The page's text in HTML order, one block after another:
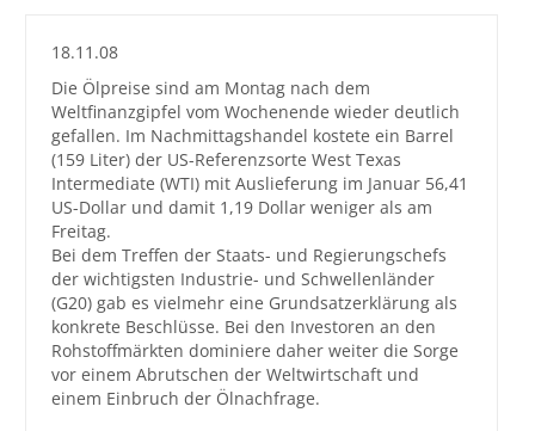
Marktinformationen
Wunschpreis Benachrichtigung
Großbestellungen
Produkte
Service
18.11.08
Die Ölpreise sind am Montag nach dem
Weltfinanzgipfel vom Wochenende wieder deutlich
gefallen. Im Nachmittagshandel kostete ein Barrel
(159 Liter) der US-Referenzsorte West Texas
Intermediate (WTI) mit Auslieferung im Januar 56,41
US-Dollar und damit 1,19 Dollar weniger als am
Freitag.
Bei dem Treffen der Staats- und Regierungschefs
der wichtigsten Industrie- und Schwellenländer
(G20) gab es vielmehr eine Grundsatzerklärung als
konkrete Beschlüsse. Bei den Investoren an den
Rohstoffmärkten dominiere daher weiter die Sorge
vor einem Abrutschen der Weltwirtschaft und
einem Einbruch der Ölnachfrage.